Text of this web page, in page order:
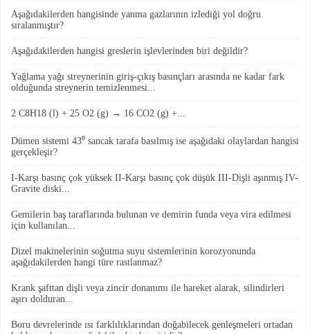
Aşağıdakilerden hangisinde yanma gazlarının izlediği yol doğru
sıralanmıştır?
Aşağıdakilerden hangisi greslerin işlevlerinden biri değildir?
Yağlama yağı streynerinin giriş-çıkış basınçları arasında ne kadar fark
olduğunda streynerin temizlenmesi...
2 C8H18 (l) + 25 O2 (g) → 16 CO2 (g) +...
Dümen sistemi 43⁰ sancak tarafa basılmış ise aşağıdaki olaylardan hangisi
gerçekleşir?
I-Karşı basınç çok yüksek II-Karşı basınç çok düşük III-Dişli aşınmış IV-
Gravite diski...
Gemilerin baş taraflarında bulunan ve demirin funda veya vira edilmesi
için kullanılan...
Dizel makinelerinin soğutma suyu sistemlerinin korozyonunda
aşağıdakilerden hangi türe rastlanmaz?
Krank şafttan dişli veya zincir donanımı ile hareket alarak, silindirleri
aşırı dolduran...
Boru devrelerinde ısı farklılıklarından doğabilecek genleşmeleri ortadan